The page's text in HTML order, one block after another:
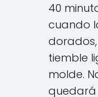
40
cuando
tiemble
molde.
quedará